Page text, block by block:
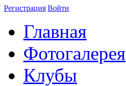
Регистрация Войти
Главная
Фотогалерея
Клубы